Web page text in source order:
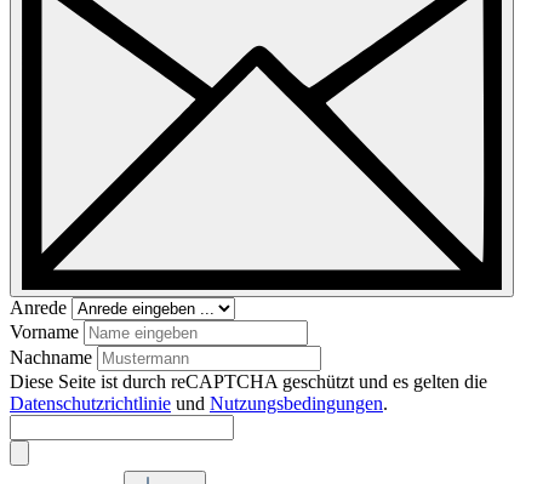
Anrede
Vorname
Nachname
Diese Seite ist durch reCAPTCHA geschützt und es gelten die
Datenschutzrichtlinie und Nutzungsbedingungen.